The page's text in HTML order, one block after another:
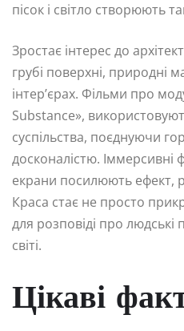
пісок і світло створюють
Зростає інтерес до
грубі поверхні, природні
інтер’єрах. Фільми про
Substance»,
суспільства, поєднуючи
досконалістю. Іммерсивні
екрани посилюють ефект,
Краса стає не просто
для розповіді про
світі.
Цікаві